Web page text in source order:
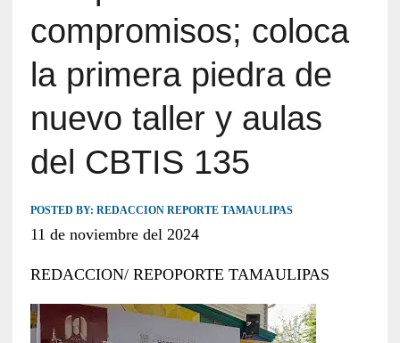
compromisos; coloca
la primera piedra de
nuevo taller y aulas
del CBTIS 135
POSTED BY: REDACCION REPORTE TAMAULIPAS
11 de noviembre del 2024
REDACCION/ REPOPORTE TAMAULIPAS